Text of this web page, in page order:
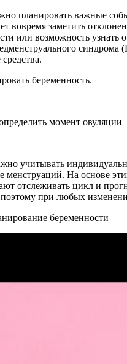
планировать важные
вовремя заметить
или возможность узнать
беременность.
момент
учитывать
менструаций. На основе
отслеживать цикл и
при любых